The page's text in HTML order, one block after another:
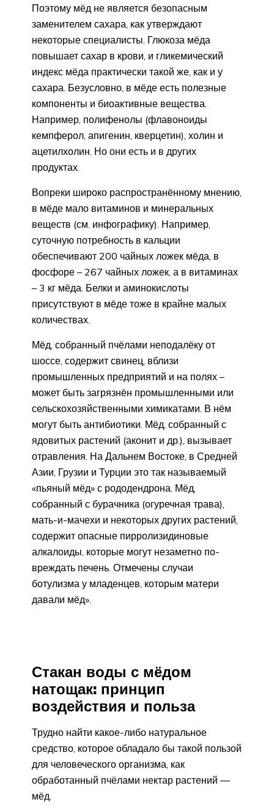
Поэтому мёд не является без­опасным
заменителем сахара, как утверждают
некоторые специалисты. Глюкоза мёда
повышает сахар в крови, и гликемический
индекс мёда практически такой же, как и у
сахара. Безусловно, в мёде есть полезные
компоненты и биоактивные вещества.
Например, полифенолы (флавоноиды
кемпферол, апигенин, кверцетин), холин и
ацетил­холин. Но они есть и в других
продуктах.
Вопреки широко распространённому мнению,
в мёде мало витаминов и минеральных
веществ (см. инфографику). Например,
суточную потребность в кальции
обеспечивают 200 чайных ложек мёда, в
фосфоре – 267 чайных ложек, а в витаминах
– 3 кг мёда. Белки и аминокислоты
присутствуют в мёде тоже в крайне малых
количествах.
Мёд, собранный пчёлами неподалёку от
шоссе, содержит свинец, вблизи
промышленных предприятий и на полях –
может быть загрязнён промышленными или
сельскохозяйст­венными химикатами. В нём
могут быть антибиотики. Мёд, собранный с
ядовитых растений (аконит и др.), вызывает
отравления. На Дальнем Востоке, в Средней
Азии, Грузии и Турции это так называемый
«пьяный мёд» с рододендрона. Мёд,
собранный с бурачника (огуречная трава),
мать-и-мачехи и некоторых других растений,
содержит опасные пирролизидиновые
алкалоиды, которые могут незаметно по­
вреждать печень. Отмечены случаи
ботулизма у младенцев, которым матери
давали мёд».
Стакан воды с мёдом
натощак: принцип
воздействия и польза
Трудно найти какое-либо натуральное
средство, которое обладало бы такой пользой
для человеческого организма, как
обработанный пчёлами нектар растений —
мёд.